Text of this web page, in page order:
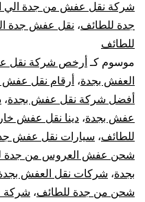
شركة نقل عفش من جدة الي
جدة للطائف، نقل عفش جدة
للطائف
موسوم كـ أرخص شركة نقل
العفش بجدة، أرقام نقل عفش
أفضل شركة نقل عفش بجدة،
عفش بجدة، دينا نقل عفش
للطائف، سيارات نقل عفش
شحن عفش العروس من جدة
بجدة، شركات نقل العفش
شحن من جدة للطائف، شركة